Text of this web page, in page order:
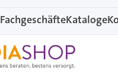
FachgeschäfteKataloge